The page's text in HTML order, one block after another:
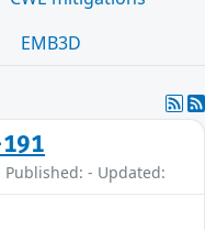
EMB3D
Published: - Updated: